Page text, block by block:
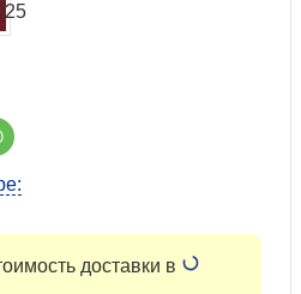
доставки в